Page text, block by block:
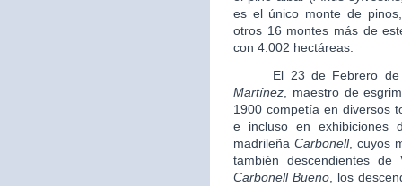
es el único monte de
otros 16 montes más de
con 4.002 hectáreas.
El 23 de Febrero de
Martínez, maestro de
1900 competía en diversos
e incluso en exhibiciones
madrileña Carbonell, cuyos
también descendientes
Carbonell Bueno, los